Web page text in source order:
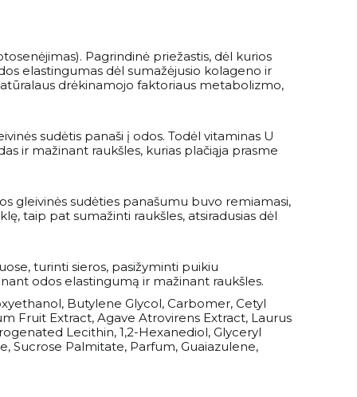
Pagrindinė priežastis, dėl kurios
elastingumas dėl sumažėjusio kolageno ir
drėkinamojo faktoriaus metabolizmo,
sudėtis panaši į odos. Todėl vitaminas U
ir mažinant raukšles, kurias plačiąja prasme
gleivinės sudėties panašumu buvo remiamasi,
taip pat sumažinti raukšles, atsiradusias dėl
turinti sieros, pasižyminti puikiu
odos elastingumą ir mažinant raukšles.
Butylene Glycol, Carbomer, Cetyl
Fruit Extract, Agave Atrovirens Extract, Laurus
Lecithin, 1,2-Hexanediol, Glyceryl
Sucrose Palmitate, Parfum, Guaiazulene,